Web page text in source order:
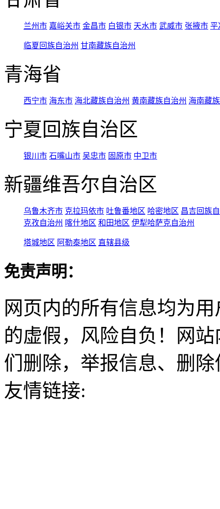
兰州市 嘉峪关市 金昌市 白银市 天水市 武威市 张掖市 平
临夏回族自治州 甘南藏族自治州
青海省
西宁市 海东市 海北藏族自治州 黄南藏族自治州 海南藏
宁夏回族自治区
银川市 石嘴山市 吴忠市 固原市 中卫市
新疆维吾尔自治区
乌鲁木齐市 克拉玛依市 吐鲁番地区 哈密地区 昌吉回族
克孜自治州 喀什地区 和田地区 伊犁哈萨克自治州
塔城地区 阿勒泰地区 直辖县级
免责声明：
网页内的所有信息均为
的虚假，风险自负！网
们删除，举报信息、删
友情链接: